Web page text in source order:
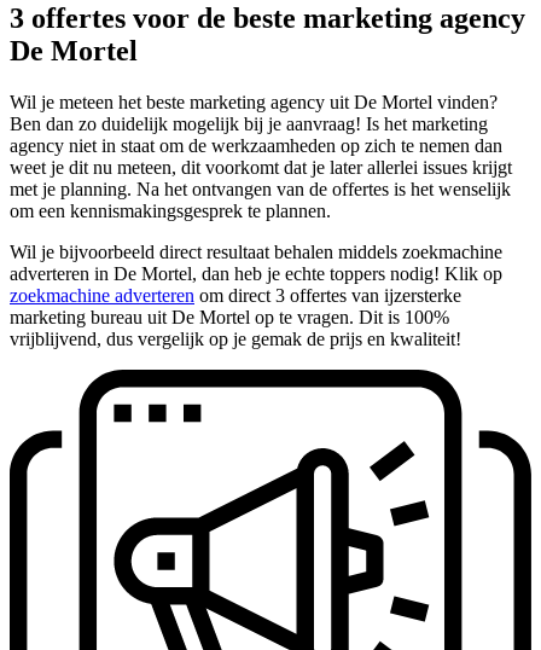
3 offertes voor de beste marketing agency
De Mortel
Wil je meteen het beste marketing agency uit De Mortel vinden?
Ben dan zo duidelijk mogelijk bij je aanvraag! Is het marketing
agency niet in staat om de werkzaamheden op zich te nemen dan
weet je dit nu meteen, dit voorkomt dat je later allerlei issues krijgt
met je planning. Na het ontvangen van de offertes is het wenselijk
om een kennismakingsgesprek te plannen.
Wil je bijvoorbeeld direct resultaat behalen middels zoekmachine
adverteren in De Mortel, dan heb je echte toppers nodig! Klik op
zoekmachine adverteren om direct 3 offertes van ijzersterke
marketing bureau uit De Mortel op te vragen. Dit is 100%
vrijblijvend, dus vergelijk op je gemak de prijs en kwaliteit!